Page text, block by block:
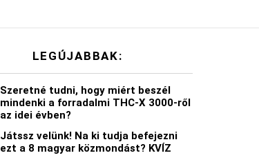
LEGÚJABBAK:
Szeretné tudni, hogy miért beszél
mindenki a forradalmi THC-X 3000-ről
az idei évben?
Játssz velünk! Na ki tudja befejezni
ezt a 8 magyar közmondást? KVÍZ